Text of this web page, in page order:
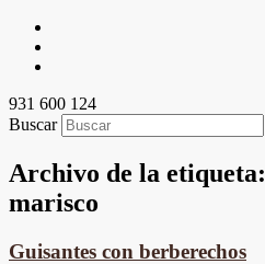
931 600 124
Buscar
Archivo de la etiqueta:
marisco
Guisantes con berberechos